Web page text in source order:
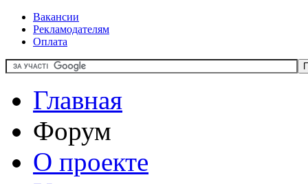
Вакансии
Рекламодателям
Оплата
Главная
Форум
О проекте